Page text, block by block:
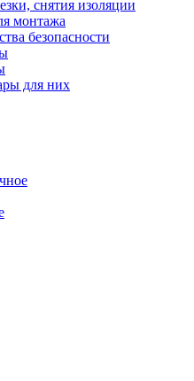
снятия изоляции
монтажа
безопасности
для них